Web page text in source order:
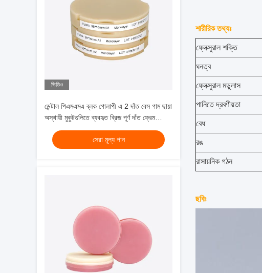
ভিডিও
ডেন্টাল পিএমএমএ ব্লক গোলাপী এ 2 দাঁত বেস গাম ছায়া
অস্থায়ী মুকুটগুলিতে ব্যবহৃত ব্রিজ পূর্ণ দাঁত ফ্রেম
ফ্রিজিং আকার 98mm 95mm
সেরা মূল্য পান
শারীরিক তথ্যঃ
ফ্লেক্সুরাল শক্তি
ঘনত্ব
ফ্লেক্সুরাল মডুলাস
পানিতে দ্রবণীয়তা
বেধ
রঙ
রাসায়নিক গঠন
ছবিঃ